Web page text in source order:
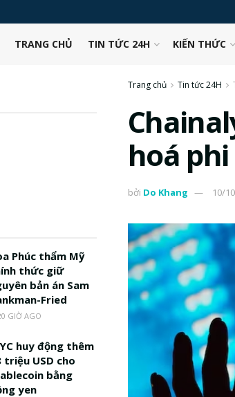
TRANG CHỦ TIN TỨC 24H KIẾN THỨC
Trang chủ Tin tức 24H
hoá
bởi Do Khang 10/
Phúc thẩm Mỹ
thức giữ
bản án Sam
Fried
GIỜ AGO
huy động thêm
triệu USD cho
bằng
yen